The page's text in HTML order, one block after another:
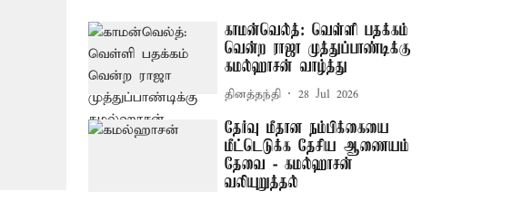
காமன்வெல்த்: வெள்ளி பதக்கம்
வென்ற ராஜா முத்துப்பாண்டிக்கு
கமல்ஹாசன் வாழ்த்து
தினத்தந்தி 28 Jul 2026
தேர்வு மீதான நம்பிக்கையை
மீட்டெடுக்க தேசிய ஆணையம்
தேவை - கமல்ஹாசன்
வலியுறுத்தல்